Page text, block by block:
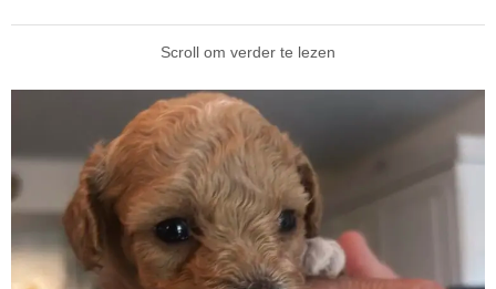
Scroll om verder te lezen